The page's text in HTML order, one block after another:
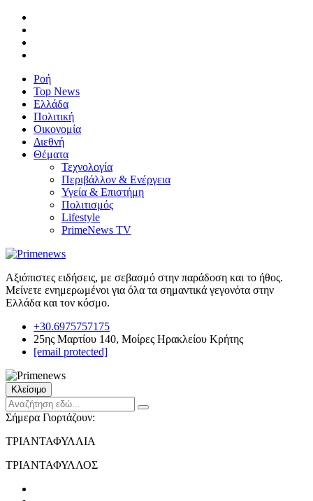
Ροή
Top News
Ελλάδα
Πολιτική
Οικονομία
Διεθνή
Θέματα
Τεχνολογία
Περιβάλλον & Ενέργεια
Υγεία & Επιστήμη
Πολιτισμός
Lifestyle
PrimeNews TV
Αξιόπιστες ειδήσεις, με σεβασμό στην παράδοση και το ήθος.
Μείνετε ενημερωμένοι για όλα τα σημαντικά γεγονότα στην
Ελλάδα και τον κόσμο.
+30.6975757175
25ης Μαρτίου 140, Μοίρες Ηρακλείου Κρήτης
[email protected]
Κλείσιμο
Σήμερα Γιορτάζουν:
ΤΡΙΑΝΤΑΦΥΛΛΙΑ
ΤΡΙΑΝΤΑΦΥΛΛΟΣ